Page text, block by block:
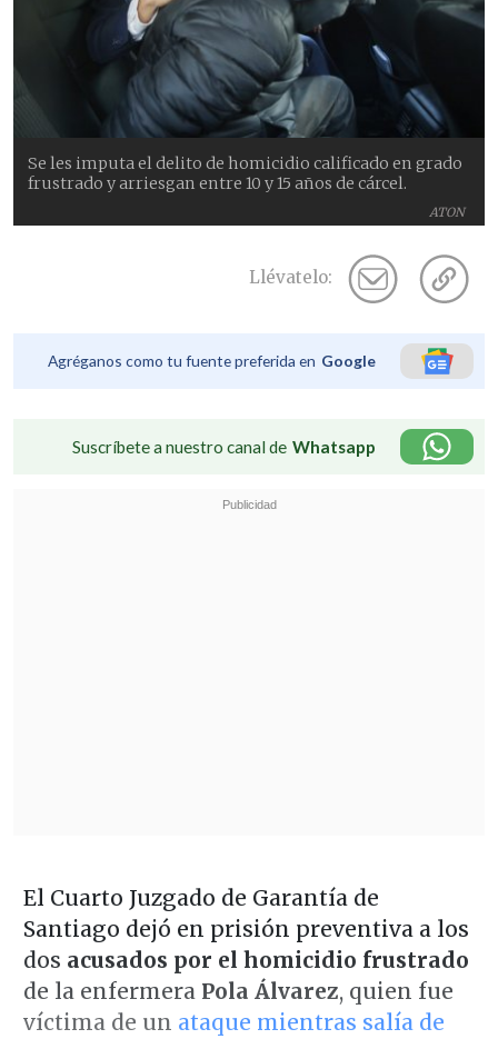
ATON
Se les imputa el delito de homicidio calificado en grado
frustrado y arriesgan entre 10 y 15 años de cárcel.
Llévatelo:
Agréganos como tu fuente preferida en Google
Suscríbete a nuestro canal de Whatsapp
El Cuarto Juzgado de Garantía de
Santiago dejó en prisión preventiva a los
dos acusados por el homicidio frustrado
de la enfermera Pola Álvarez, quien fue
víctima de un ataque mientras salía de